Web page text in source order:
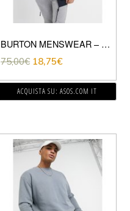
BURTON MENSWEAR – PARKA BLU NAVY
75,00€ 18,75€
ACQUISTA SU: ASOS.COM IT